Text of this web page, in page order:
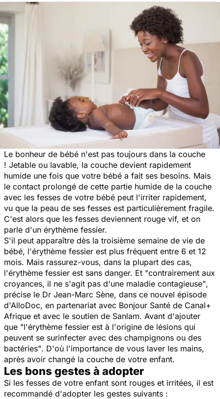
Le bonheur de bébé n'est pas toujours dans la couche
! Jetable ou lavable, la couche devient rapidement
humide une fois que votre bébé a fait ses besoins. Mais
le contact prolongé de cette partie humide de la couche
avec les fesses de votre bébé peut l'irriter rapidement,
vu que la peau de ses fesses est particulièrement fragile.
C'est alors que les fesses deviennent rouge vif, et on
parle d'un érythème fessier.
S'il peut apparaître dès la troisième semaine de vie de
bébé, l'érythème fessier est plus fréquent entre 6 et 12
mois. Mais rassurez-vous, dans la plupart des cas,
l'érythème fessier est sans danger. Et "contrairement aux
croyances, il ne s'agit pas d'une maladie contagieuse",
précise le Dr Jean-Marc Sène, dans ce nouvel épisode
d'AlloDoc, en partenariat avec Bonjour Santé de Canal+
Afrique et avec le soutien de Sanlam. Avant d'ajouter
que "l'érythème fessier est à l'origine de lésions qui
peuvent se surinfecter avec des champignons ou des
bactéries". D'où l'importance de vous laver les mains,
après avoir changé la couche de votre enfant.
Les bons gestes à adopter
Si les fesses de votre enfant sont rouges et irritées, il est
recommandé d'adopter les gestes suivants :